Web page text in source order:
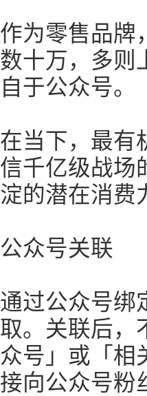
作为零售品牌
数十万，多则
自于公众号。
在当下，最有
信千亿级战场
淀的潜在消费
公众号关联
通过公众号绑
取。关联后，
众号」或「相
接向公众号粉